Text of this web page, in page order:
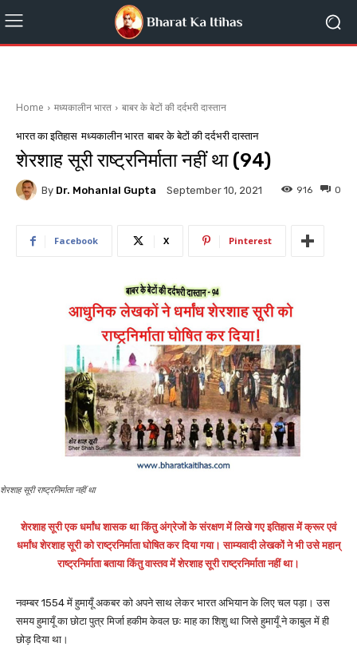
Home मध्यकालीन भारत बाबर के बेटों की दर्दभरी दास्तान
भारत का इतिहास मध्यकालीन भारत बाबर के बेटों की दर्दभरी दास्तान
शेरशाह सूरी राष्ट्रनिर्माता नहीं था (94)
By Dr. Mohanlal Gupta September 10, 2021 0
916
Facebook X Pinterest
शेरशाह सूरी राष्ट्रनिर्माता नहीं था
शेरशाह सूरी एक धर्मांध शासक था किंतु अंग्रेजों के संरक्षण में लिखे गए इतिहास में क्रूर एवं
धर्मांध शेरशाह सूरी को राष्ट्रनिर्माता घोषित कर दिया गया। साम्यवादी लेखकों ने भी उसे महान्
राष्ट्रनिर्माता बताया किंतु वास्तव में शेरशाह सूरी राष्ट्रनिर्माता नहीं था।
नवम्बर 1554 में हुमायूँ अकबर को अपने साथ लेकर भारत अभियान के लिए चल पड़ा। उस
समय हुमायूँ का छोटा पुत्र मिर्जा हकीम केवल छः माह का शिशु था जिसे हुमायूँ ने काबुल में ही
छोड़ दिया था।